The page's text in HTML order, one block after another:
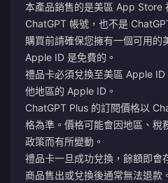
本產品銷售的是美區 App Store
ChatGPT 帳號，也不是
購買前請確保您擁有一個可用的
Apple ID 是免費的。
禮品卡必須兌換至美區 Apple
他地區的 Apple ID。
ChatGPT Plus 的訂閱價格以
格為準。價格可能會因地區、
政策而有所變動。
禮品卡一旦成功兌換，餘額即會
商品售出或兌換後通常無法退款。